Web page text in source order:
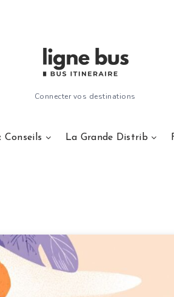
Connecter vos destinations
Conseils La Grande Distrib